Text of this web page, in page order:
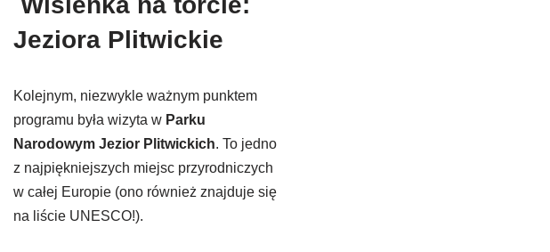
Jeziora Plitwickie
Kolejnym, niezwykle ważnym punktem
programu była wizyta w Parku
Narodowym Jezior Plitwickich. To jedno
z najpiękniejszych miejsc przyrodniczych
w całej Europie (ono również znajduje się
na liście UNESCO!).